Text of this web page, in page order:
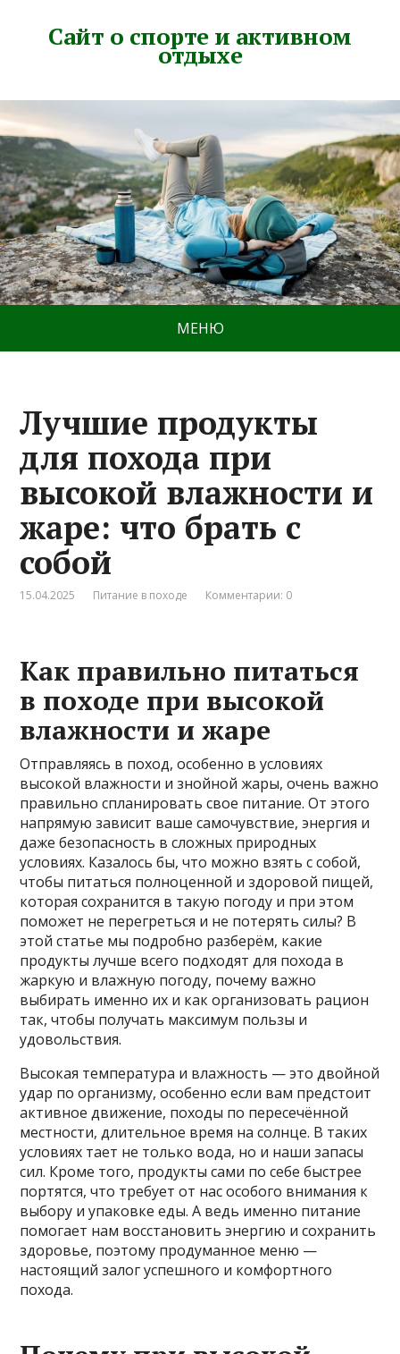
Сайт о спорте и активном
отдыхе
МЕНЮ
Лучшие продукты
для похода при
высокой влажности и
жаре: что брать с
собой
15.04.2025 Питание в походе Комментарии: 0
Как правильно питаться
в походе при высокой
влажности и жаре
Отправляясь в поход, особенно в условиях
высокой влажности и знойной жары, очень важно
правильно спланировать свое питание. От этого
напрямую зависит ваше самочувствие, энергия и
даже безопасность в сложных природных
условиях. Казалось бы, что можно взять с собой,
чтобы питаться полноценной и здоровой пищей,
которая сохранится в такую погоду и при этом
поможет не перегреться и не потерять силы? В
этой статье мы подробно разберём, какие
продукты лучше всего подходят для похода в
жаркую и влажную погоду, почему важно
выбирать именно их и как организовать рацион
так, чтобы получать максимум пользы и
удовольствия.
Высокая температура и влажность — это двойной
удар по организму, особенно если вам предстоит
активное движение, походы по пересечённой
местности, длительное время на солнце. В таких
условиях тает не только вода, но и наши запасы
сил. Кроме того, продукты сами по себе быстрее
портятся, что требует от нас особого внимания к
выбору и упаковке еды. А ведь именно питание
помогает нам восстановить энергию и сохранить
здоровье, поэтому продуманное меню —
настоящий залог успешного и комфортного
похода.